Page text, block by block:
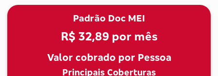
Padrão Doc MEI
R$ 32,89por mês
Valor cobrado por Pessoa
Principais Coberturas